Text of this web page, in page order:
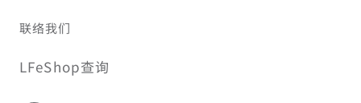
联络我们
LFeShop查询